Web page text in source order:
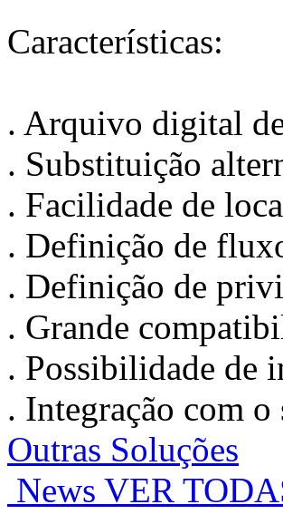
Características:
. Arquivo digital
. Substituição
. Facilidade de
. Definição de
. Definição de
. Grande
. Possibilidade de
. Integração com
Outras Soluções
News VER